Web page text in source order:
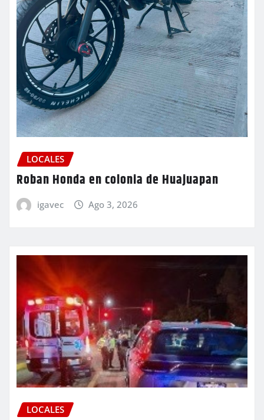
LOCALES
Roban Honda en colonia de Huajuapan
igavec Ago 3, 2026
LOCALES